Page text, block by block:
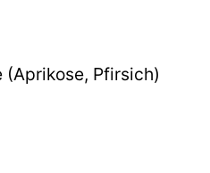
(Aprikose, Pfirsich)